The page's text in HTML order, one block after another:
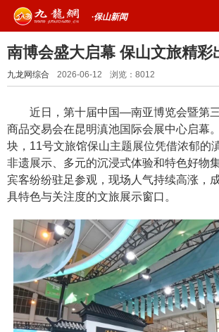
·保山新闻
南博会盛大启幕 保山文旅精彩
九龙网综合 2026-06-12 浏览： 8012
近日，第十届中国—南亚博览会暨第三
商品交易会在昆明滇池国际会展中心启幕
块，11号文旅馆保山主题展位凭借浓郁的
非遗展示、多元的沉浸式体验和特色好物
宾客纷纷驻足参观，现场人气持续高涨，
具特色与关注度的文旅展示窗口。